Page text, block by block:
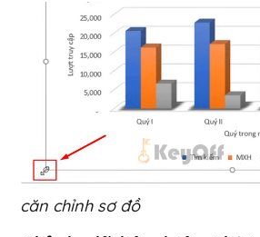
căn chỉnh sơ đồ